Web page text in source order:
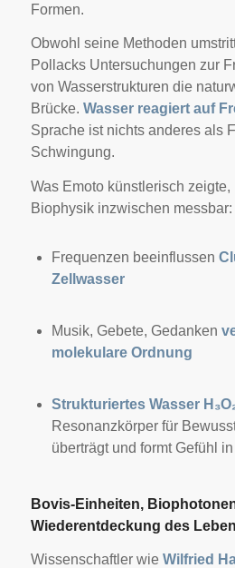
Formen.
Obwohl seine Methoden
Pollacks Untersuchungen zur
von Wasserstrukturen die
Brücke. Wasser reagiert auf
Sprache ist nichts anderes als
Schwingung.
Was Emoto künstlerisch
Biophysik inzwischen messbar:
Frequenzen beeinflussen
Zellwasser
Musik, Gebete, Gedanken
molekulare Ordnung
Strukturiertes Wasser
Resonanzkörper für
überträgt und formt Gefühl
Bovis-Einheiten,
Wiederentdeckung des
Wissenschaftler wie Wilfried